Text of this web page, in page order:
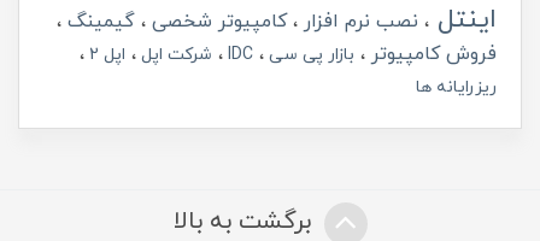
اینتل نصب نرم افزار کامپیوتر شخصی
گیمینگ
فروش کامپیوتر
بازار پی سی IDC شرکت اپل
اپل 2
ریزرایانه ها
برگشت به بالا